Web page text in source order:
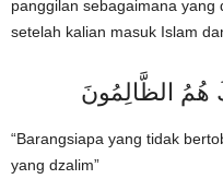
panggilan sebagaimana yang
setelah kalian masuk Islam
هُمُ الظَّالِمُونَ
“Barangsiapa yang tidak
yang dzalim”